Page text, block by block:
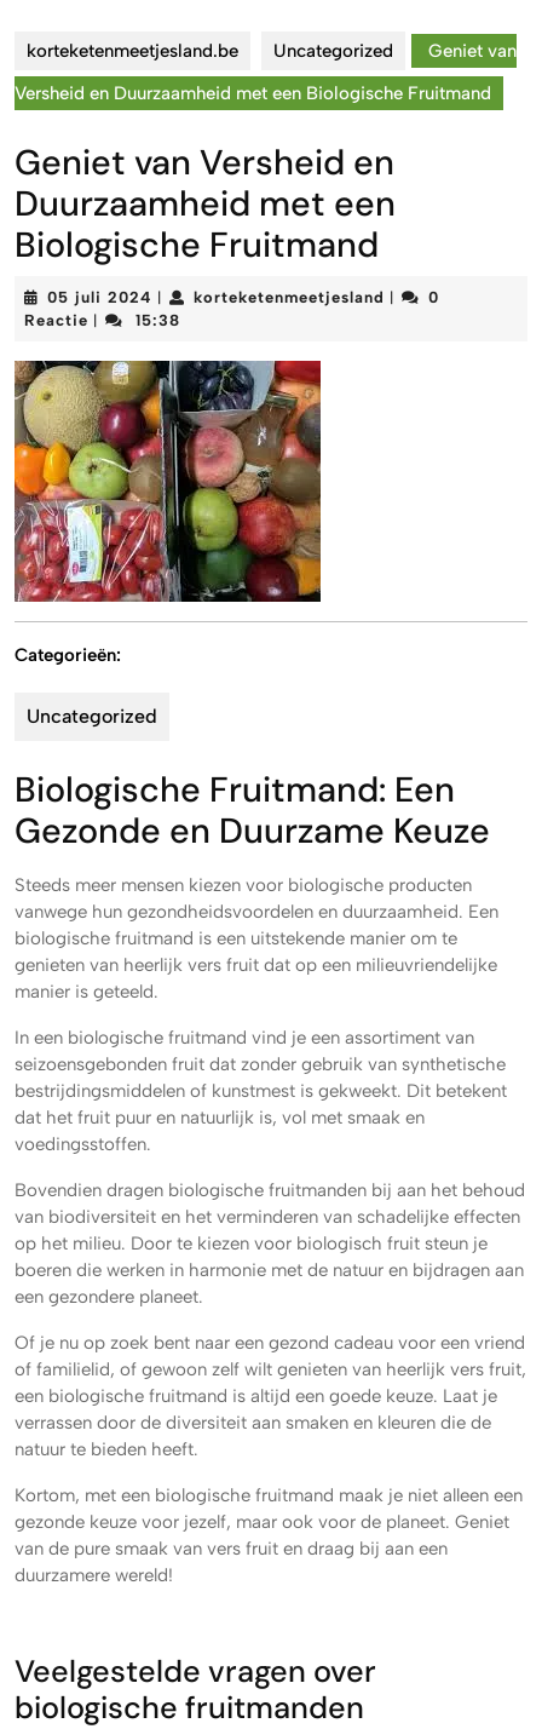
korteketenmeetjesland.be Uncategorized
Geniet van
Versheid en Duurzaamheid met een Biologische Fruitmand
Geniet van Versheid en
Duurzaamheid met een
Biologische Fruitmand
05 juli 2024 05
juli
korteketenmeetjesland
0
Reactie
15:38
Categorieën:
Uncategorized
Biologische Fruitmand: Een
Gezonde en Duurzame Keuze
Steeds meer mensen kiezen voor biologische producten
vanwege hun gezondheidsvoordelen en duurzaamheid. Een
biologische fruitmand is een uitstekende manier om te
genieten van heerlijk vers fruit dat op een milieuvriendelijke
manier is geteeld.
In een biologische fruitmand vind je een assortiment van
seizoensgebonden fruit dat zonder gebruik van synthetische
bestrijdingsmiddelen of kunstmest is gekweekt. Dit betekent
dat het fruit puur en natuurlijk is, vol met smaak en
voedingsstoffen.
Bovendien dragen biologische fruitmanden bij aan het behoud
van biodiversiteit en het verminderen van schadelijke effecten
op het milieu. Door te kiezen voor biologisch fruit steun je
boeren die werken in harmonie met de natuur en bijdragen aan
een gezondere planeet.
Of je nu op zoek bent naar een gezond cadeau voor een vriend
of familielid, of gewoon zelf wilt genieten van heerlijk vers fruit,
een biologische fruitmand is altijd een goede keuze. Laat je
verrassen door de diversiteit aan smaken en kleuren die de
natuur te bieden heeft.
Kortom, met een biologische fruitmand maak je niet alleen een
gezonde keuze voor jezelf, maar ook voor de planeet. Geniet
van de pure smaak van vers fruit en draag bij aan een
duurzamere wereld!
Veelgestelde vragen over
biologische fruitmanden